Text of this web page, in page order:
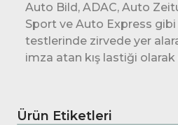
Auto Bild, ADAC, Auto
Sport ve Auto Express
testlerinde zirvede yer
imza atan kış lastiği
Ürün Etiketleri